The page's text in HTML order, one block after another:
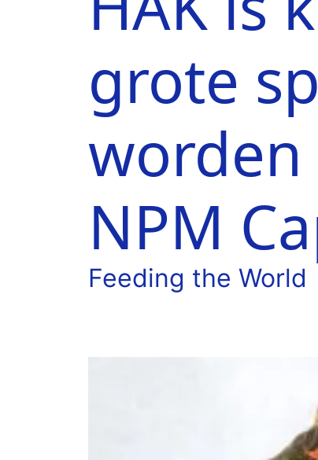
grote
worden
NPM
Feeding the World